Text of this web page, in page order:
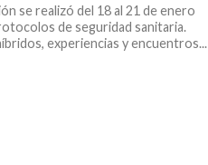
se realizó del 18 al 21 de enero
de seguridad sanitaria.
experiencias y encuentros...